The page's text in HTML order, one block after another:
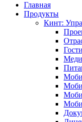
Главная
Продукты
Кинт: